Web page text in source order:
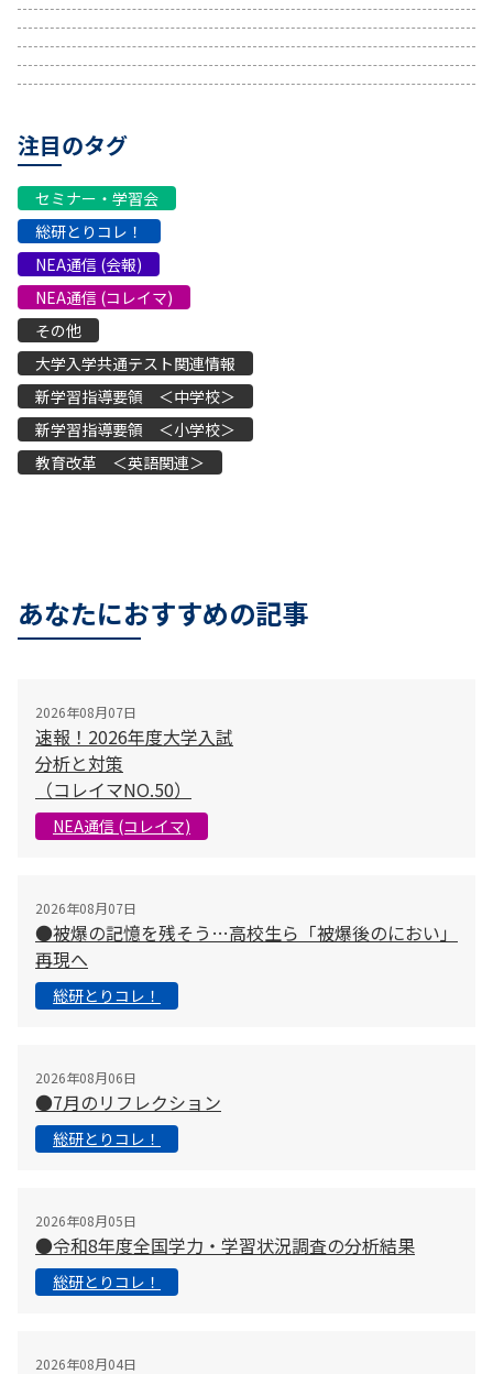
注目のタグ
セミナー・学習会
総研とりコレ！
NEA通信 (会報)
NEA通信 (コレイマ)
その他
大学入学共通テスト関連情報
新学習指導要領 ＜中学校＞
新学習指導要領 ＜小学校＞
教育改革 ＜英語関連＞
あなたにおすすめの記事
2026年08月07日
速報！2026年度大学入試
分析と対策
（コレイマNO.50）
NEA通信 (コレイマ)
2026年08月07日
●被爆の記憶を残そう…高校生ら「被爆後のにおい」
再現へ
総研とりコレ！
2026年08月06日
●7月のリフレクション
総研とりコレ！
2026年08月05日
●令和8年度全国学力・学習状況調査の分析結果
総研とりコレ！
2026年08月04日